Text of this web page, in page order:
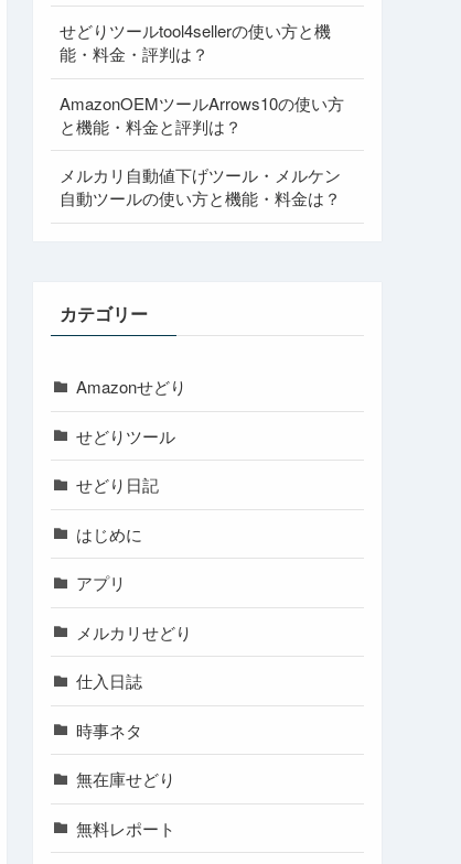
せどりツールtool4sellerの使い方と機
能・料金・評判は？
AmazonOEMツールArrows10の使い方
と機能・料金と評判は？
メルカリ自動値下げツール・メルケン
自動ツールの使い方と機能・料金は？
カテゴリー
Amazonせどり
せどりツール
せどり日記
はじめに
アプリ
メルカリせどり
仕入日誌
時事ネタ
無在庫せどり
無料レポート